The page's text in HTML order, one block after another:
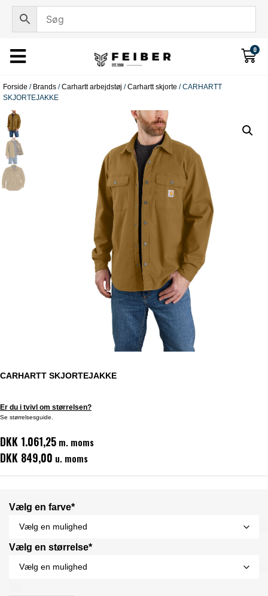
0
Forside / Brands /Carhartt arbejdstøj /Carhartt skjorte / CARHARTT
SKJORTEJAKKE
CARHARTT SKJORTEJAKKE
Er du i tvivl om størrelsen?
Se størrelsesguide.
DKK 1.061,25 m. moms
DKK 849,00 u. moms
Vælg en farve*
Vælg en størrelse*